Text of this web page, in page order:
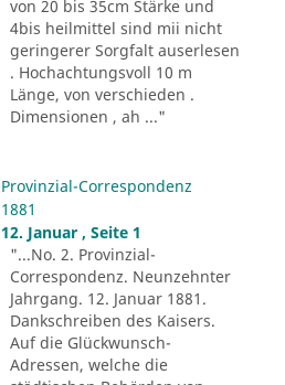
von 20 bis 35cm Stärke und
4bis heilmittel sind mii nicht
geringerer Sorgfalt auserlesen
. Hochachtungsvoll 10 m
Länge, von verschieden .
Dimensionen , ah ..."
Provinzial-Correspondenz
1881
12. Januar , Seite 1
"...No. 2. Provinzial-
Correspondenz. Neunzehnter
Jahrgang. 12. Januar 1881.
Dankschreiben des Kaisers.
Auf die Glückwunsch-
Adressen, welche die